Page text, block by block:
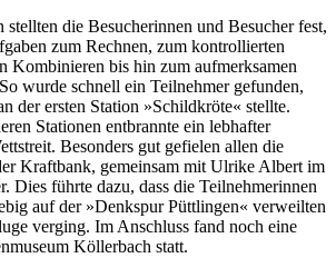
die Besucherinnen und Besucher fest,
zum Rechnen, zum kontrollierten
Kombinieren bis hin zum aufmerksamen
wurde schnell ein Teilnehmer gefunden,
der ersten Station »Schildkröte« stellte.
Stationen entbrannte ein lebhafter
Besonders gut gefielen allen die
Kraftbank, gemeinsam mit Ulrike Albert im
Dies führte dazu, dass die Teilnehmerinnen
auf der »Denkspur Püttlingen« verweilten
verging. Im Anschluss fand noch eine
Köllerbach statt.